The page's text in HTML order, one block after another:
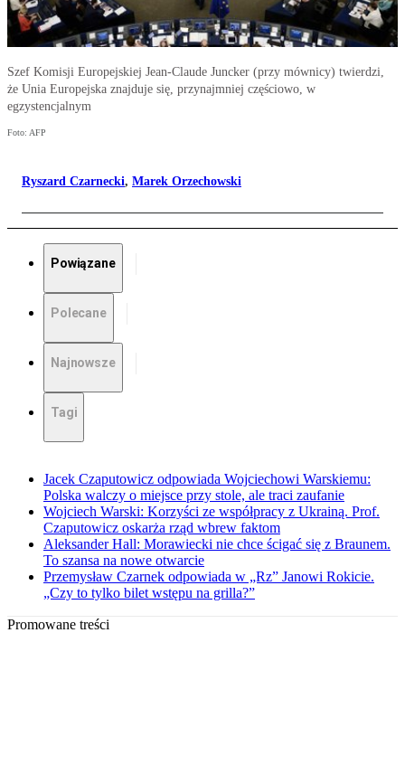
Szef Komisji Europejskiej Jean-Claude Juncker (przy mównicy) twierdzi,
że Unia Europejska znajduje się, przynajmniej częściowo, w
egzystencjalnym
Foto: AFP
Ryszard Czarnecki, Marek Orzechowski
Powiązane
Polecane
Najnowsze
Tagi
Jacek Czaputowicz odpowiada Wojciechowi Warskiemu:
Polska walczy o miejsce przy stole, ale traci zaufanie
Wojciech Warski: Korzyści ze współpracy z Ukrainą. Prof.
Czaputowicz oskarża rząd wbrew faktom
Aleksander Hall: Morawiecki nie chce ścigać się z Braunem.
To szansa na nowe otwarcie
Przemysław Czarnek odpowiada w „Rz” Janowi Rokicie.
„Czy to tylko bilet wstępu na grilla?”
Promowane treści